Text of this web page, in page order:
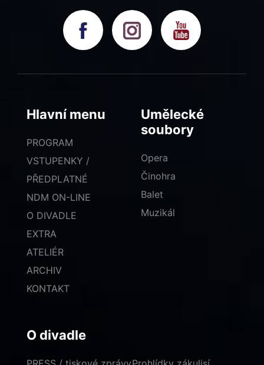
Hlavní menu
PROGRAM
VSTUPENKY /
PŘEDPLATNÉ
NDM ON-LINE
O DIVADLE
EXTRA
ATELIÉR
ARCHIV
KONTAKT
Umělecké
soubory
Opera
Činohra
Balet
Muzikál
O divadle